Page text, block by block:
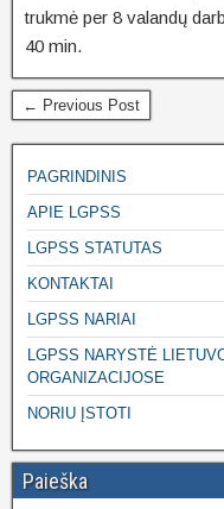
trukmė per 8 valandų
40 min.
← Previous Post
PAGRINDINIS
APIE LGPSS
LGPSS STATUTAS
KONTAKTAI
LGPSS NARIAI
LGPSS NARYSTĖ
ORGANIZACIJOSE
NORIU ĮSTOTI
Paieška